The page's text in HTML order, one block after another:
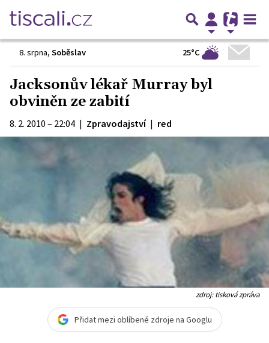
8. srpna, Soběslav 25°C
Jacksonův lékař Murray byl
obviněn ze zabití
8. 2. 2010 – 22:04 | Zpravodajství | red
zdroj: tisková zpráva
Přidat mezi oblíbené zdroje na Googlu